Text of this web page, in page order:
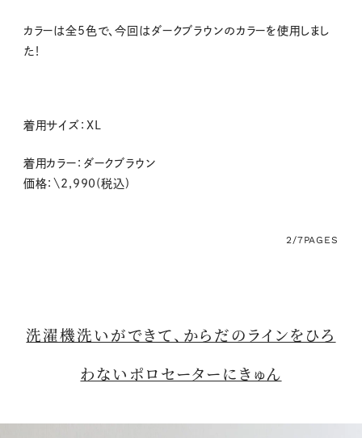
カラーは全5色で、今回はダークブラウンのカラーを使用しまし
た！
着用サイズ：XL
着用カラー：ダークブラウン
価格：\2,990(税込)
2/7PAGES
洗濯機洗いができて、からだのラインをひろ
わないポロセーターにきゅん